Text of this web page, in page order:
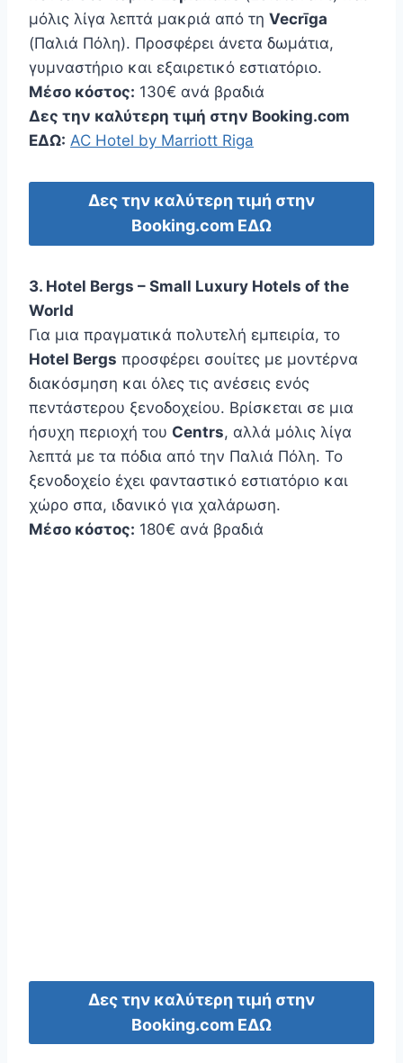
μόλις λίγα λεπτά μακριά από τη Vecrīga
(Παλιά Πόλη). Προσφέρει άνετα δωμάτια,
γυμναστήριο και εξαιρετικό εστιατόριο.
Μέσο κόστος: 130€ ανά βραδιά
Δες την καλύτερη τιμή στην Booking.com
ΕΔΩ: AC Hotel by Marriott Riga
Δες την καλύτερη τιμή στην
Booking.com ΕΔΩ
3. Hotel Bergs – Small Luxury Hotels of the
World
Για μια πραγματικά πολυτελή εμπειρία, το
Hotel Bergs προσφέρει σουίτες με μοντέρνα
διακόσμηση και όλες τις ανέσεις ενός
πεντάστερου ξενοδοχείου. Βρίσκεται σε μια
ήσυχη περιοχή του Centrs, αλλά μόλις λίγα
λεπτά με τα πόδια από την Παλιά Πόλη. Το
ξενοδοχείο έχει φανταστικό εστιατόριο και
χώρο σπα, ιδανικό για χαλάρωση.
Μέσο κόστος: 180€ ανά βραδιά
Δες την καλύτερη τιμή στην
Booking.com ΕΔΩ